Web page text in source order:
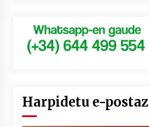
Harpidetu e-postaz